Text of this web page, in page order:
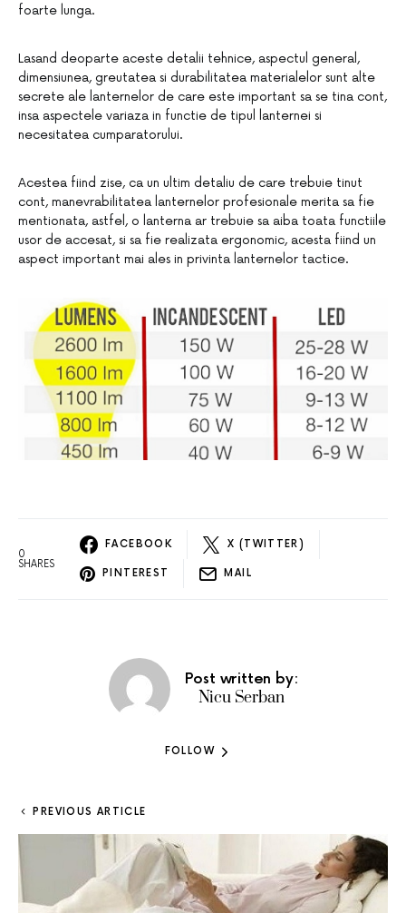
foarte lunga.
Lasand deoparte aceste detalii tehnice, aspectul general,
dimensiunea, greutatea si durabilitatea materialelor sunt alte
secrete ale lanternelor de care este important sa se tina cont,
insa aspectele variaza in functie de tipul lanternei si
necesitatea cumparatorului.
Acestea fiind zise, ca un ultim detaliu de care trebuie tinut
cont, manevrabilitatea lanternelor profesionale merita sa fie
mentionata, astfel, o lanterna ar trebuie sa aiba toata functiile
usor de accesat, si sa fie realizata ergonomic, acesta fiind un
aspect important mai ales in privinta lanternelor tactice.
0
SHARES
FACEBOOK X (TWITTER)
PINTEREST MAIL
Post written by:
Nicu Serban
FOLLOW
PREVIOUS ARTICLE